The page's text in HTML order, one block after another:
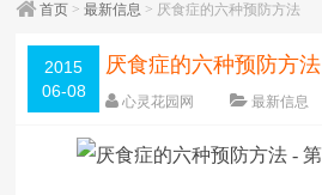
首页 >最新信息 > 厌食症的六种预防方法
2015
06-08
厌食症的六种预防方法
心灵花园网 最新信息
字体：大 中 小